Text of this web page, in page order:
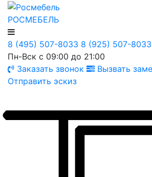
РОСМЕБЕЛЬ
8 (495) 507-8033 8 (925) 507-8033
Пн-Вск с 09:00 до 21:00
Заказать звонок
Вызвать
Отправить эскиз